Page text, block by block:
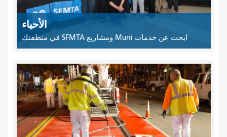
الأحياء
ابحث عن خدمات Muni ومشاريع SFMTA في منطقتك